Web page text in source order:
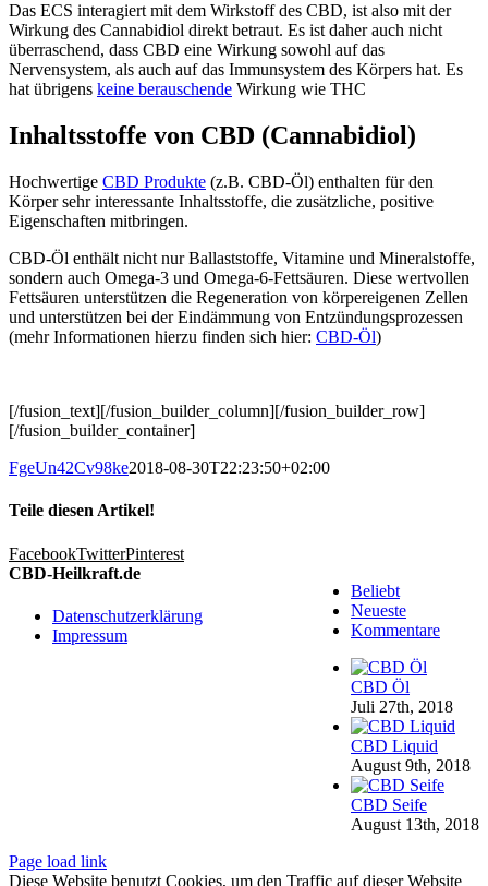
Das ECS interagiert mit dem Wirkstoff des CBD, ist also mit der
Wirkung des Cannabidiol direkt betraut. Es ist daher auch nicht
überraschend, dass CBD eine Wirkung sowohl auf das
Nervensystem, als auch auf das Immunsystem des Körpers hat. Es
hat übrigens keine berauschende Wirkung wie THC
Inhaltsstoffe von CBD (Cannabidiol)
Hochwertige CBD Produkte (z.B. CBD-Öl) enthalten für den
Körper sehr interessante Inhaltsstoffe, die zusätzliche, positive
Eigenschaften mitbringen.
CBD-Öl enthält nicht nur Ballaststoffe, Vitamine und Mineralstoffe,
sondern auch Omega-3 und Omega-6-Fettsäuren. Diese wertvollen
Fettsäuren unterstützen die Regeneration von körpereigenen Zellen
und unterstützen bei der Eindämmung von Entzündungsprozessen
(mehr Informationen hierzu finden sich hier: CBD-Öl)
[/fusion_text][/fusion_builder_column][/fusion_builder_row]
[/fusion_builder_container]
FgeUn42Cv98ke2018-08-30T22:23:50+02:00
Teile diesen Artikel!
FacebookTwitterPinterest
Beliebt
Neueste
Kommentare
CBD Öl
Juli 27th, 2018
CBD Liquid
August 9th, 2018
CBD Seife
August 13th, 2018
CBD-Heilkraft.de
Datenschutzerklärung
Impressum
Page load link
Diese Website benutzt Cookies, um den Traffic auf dieser Website